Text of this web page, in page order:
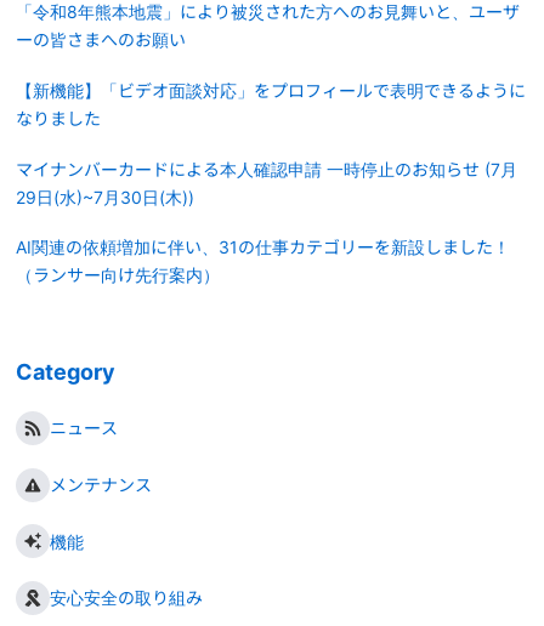
「令和8年熊本地震」により被災された方へのお見舞いと、ユーザ
ーの皆さまへのお願い
【新機能】「ビデオ面談対応」をプロフィールで表明できるように
なりました
マイナンバーカードによる本人確認申請 一時停止のお知らせ (7月
29日(水)~7月30日(木))
AI関連の依頼増加に伴い、31の仕事カテゴリーを新設しました！
（ランサー向け先行案内）
Category
ニュース
メンテナンス
機能
安心安全の取り組み